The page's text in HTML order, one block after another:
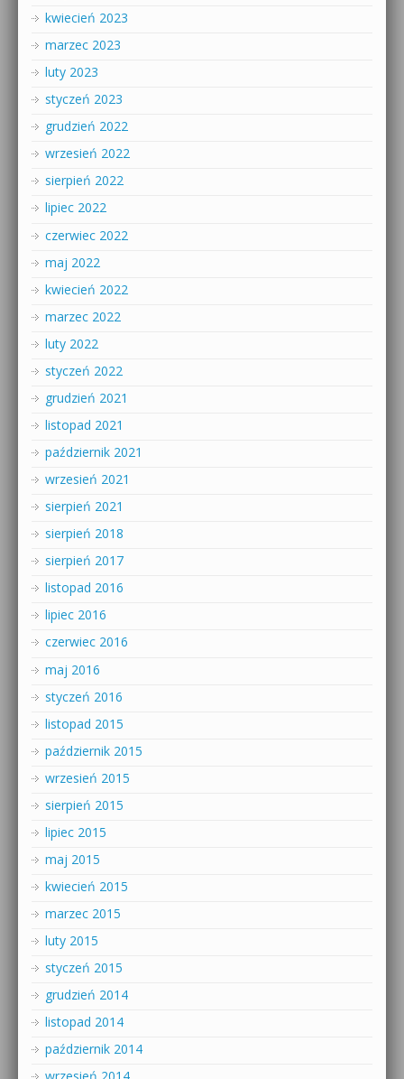
kwiecień 2023
marzec 2023
luty 2023
styczeń 2023
grudzień 2022
wrzesień 2022
sierpień 2022
lipiec 2022
czerwiec 2022
maj 2022
kwiecień 2022
marzec 2022
luty 2022
styczeń 2022
grudzień 2021
listopad 2021
październik 2021
wrzesień 2021
sierpień 2021
sierpień 2018
sierpień 2017
listopad 2016
lipiec 2016
czerwiec 2016
maj 2016
styczeń 2016
listopad 2015
październik 2015
wrzesień 2015
sierpień 2015
lipiec 2015
maj 2015
kwiecień 2015
marzec 2015
luty 2015
styczeń 2015
grudzień 2014
listopad 2014
październik 2014